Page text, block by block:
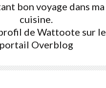
bon voyage dans ma
cuisine.
de Wattoote sur le
portail Overblog